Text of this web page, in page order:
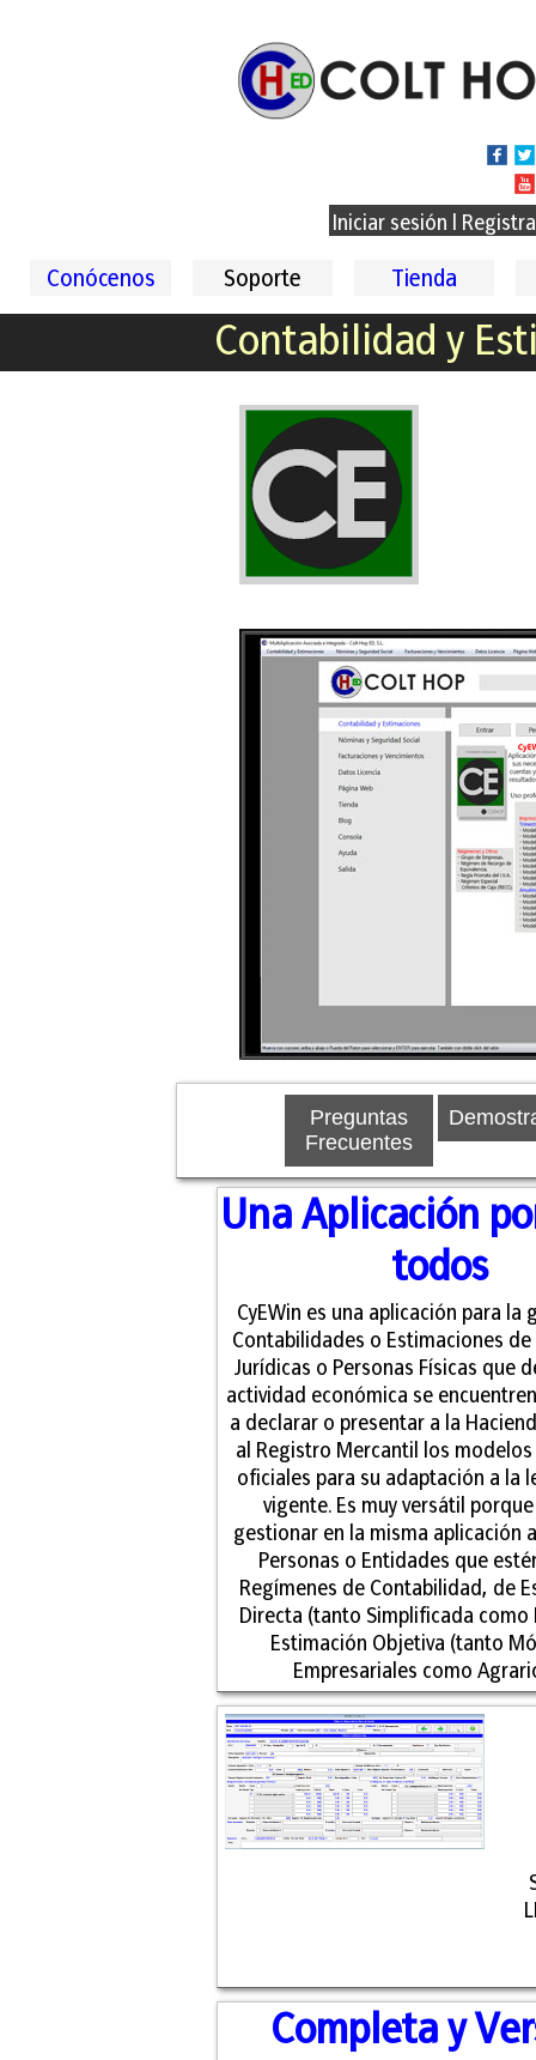
Iniciar sesión |
Conócenos Soporte Tienda
Contabilidad y
Preguntas
Frecuentes
Una Aplicación
todos
CyEWin es una aplicación para la
Contabilidades o Estimaciones
Jurídicas o Personas Físicas que
actividad económica se
a declarar o presentar a la
al Registro Mercantil los
oficiales para su adaptación a la
vigente. Es muy versátil
gestionar en la misma aplicación
Personas o Entidades que
Regímenes de Contabilidad, de
Directa (tanto Simplificada como
Estimación Objetiva (tanto
Empresariales como
Completa y